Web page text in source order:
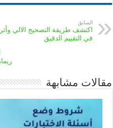
السابق
اكتشف طريقة التصحيح الالي
في التقييم الدقيق
مقالات مشابهة